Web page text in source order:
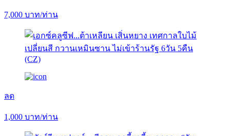
7,000 บาท/ท่าน
ลด
1,000 บาท/ท่าน